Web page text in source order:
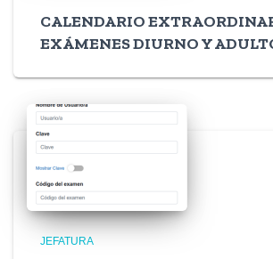
CALENDARIO
EXÁMENES DIURNO Y
JEFATURA